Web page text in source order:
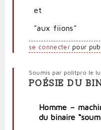
et
"aux fiions"
se connecterpour
Soumis par politpro le
POÉSIE DU
Homme –
du binaire